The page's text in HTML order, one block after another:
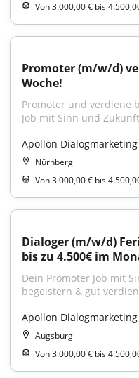
Von 3.000,00 € bis
Promoter (m/w/d)
Woche!
Promoter und verdiene
Job mit Sinn und
Apollon Dialogmarketing
Nürnberg
Von 3.000,00 € bis
Dialoger (m/w/d)
bis zu 4.500€ im
Dein Promoter Job mit
begeistern & gut
Apollon Dialogmarketing
Augsburg
Von 3.000,00 € bis